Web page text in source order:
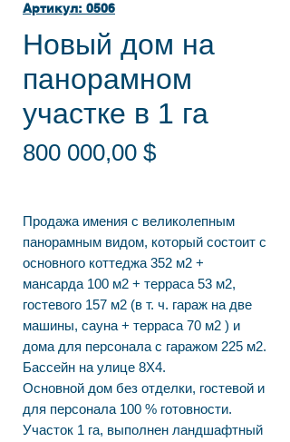
Артикул: 0506
Новый дом на
панорамном
участке в 1 га
800 000,00 $Цена
Продажа имения с великолепным
панорамным видом, который состоит с
основного коттеджа 352 м2 +
мансарда 100 м2 + терраса 53 м2,
гостевого 157 м2 (в т. ч. гараж на две
машины, сауна + терраса 70 м2 ) и
дома для персонала с гаражом 225 м2.
Бассейн на улице 8Х4.
Основной дом без отделки, гостевой и
для персонала 100 % готовности.
Участок 1 га, выполнен ландшафтный